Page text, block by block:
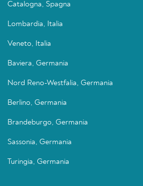
Catalogna, Spagna
Lombardia, Italia
Veneto, Italia
Baviera, Germania
Nord Reno-Westfalia, Germania
Berlino, Germania
Brandeburgo, Germania
Sassonia, Germania
Turingia, Germania